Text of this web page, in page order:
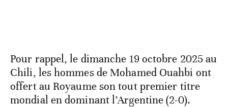
Pour rappel, le dimanche 19 octobre 2025 au
Chili, les hommes de Mohamed Ouahbi ont
offert au Royaume son tout premier titre
mondial en dominant l’Argentine (2-0).